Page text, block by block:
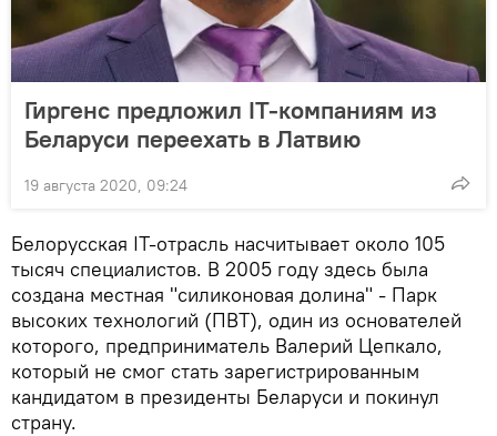
Гиргенс предложил IT-компаниям из
Беларуси переехать в Латвию
19 августа 2020, 09:24
Белорусская IT-отрасль насчитывает около 105
тысяч специалистов. В 2005 году здесь была
создана местная "силиконовая долина" - Парк
высоких технологий (ПВТ), один из основателей
которого, предприниматель Валерий Цепкало,
который не смог стать зарегистрированным
кандидатом в президенты Беларуси и покинул
страну.